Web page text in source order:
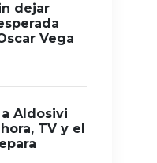
dejar
Vega
Aldosivi
TV y el